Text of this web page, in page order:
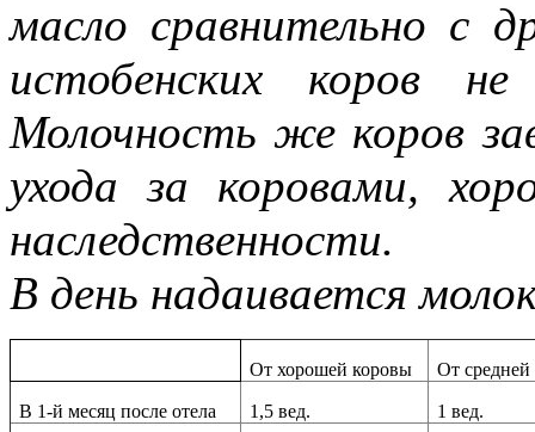
масло сравнительно с
истобенских коров
Молочность же коров
ухода за коровами,
наследственности.
В день надаивается
От хорошей коровы От
В 1-й месяц после отела 1,5 вед. 1 вед.